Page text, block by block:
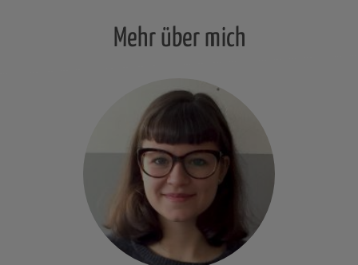
Mehr über mich